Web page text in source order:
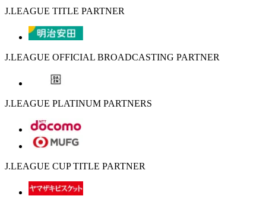
J.LEAGUE TITLE PARTNER
J.LEAGUE OFFICIAL BROADCASTING PARTNER
J.LEAGUE PLATINUM PARTNERS
J.LEAGUE CUP TITLE PARTNER